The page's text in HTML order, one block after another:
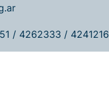
/ 4262333 / 4241216